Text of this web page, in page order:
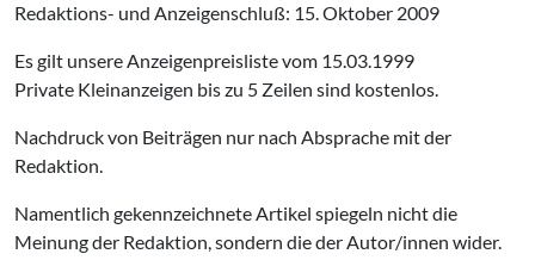
Redaktions- und Anzeigenschluß: 15. Oktober 2009
Es gilt unsere Anzeigenpreisliste vom 15.03.1999
Private Kleinanzeigen bis zu 5 Zeilen sind kostenlos.
Nachdruck von Beiträgen nur nach Absprache mit der
Redaktion.
Namentlich gekennzeichnete Artikel spiegeln nicht die
Meinung der Redaktion, sondern die der Autor/innen wider.